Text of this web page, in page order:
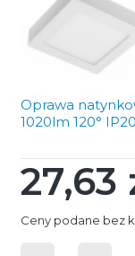
Oprawa
1020lm 120°
Cena
27,63
Ceny podane bez